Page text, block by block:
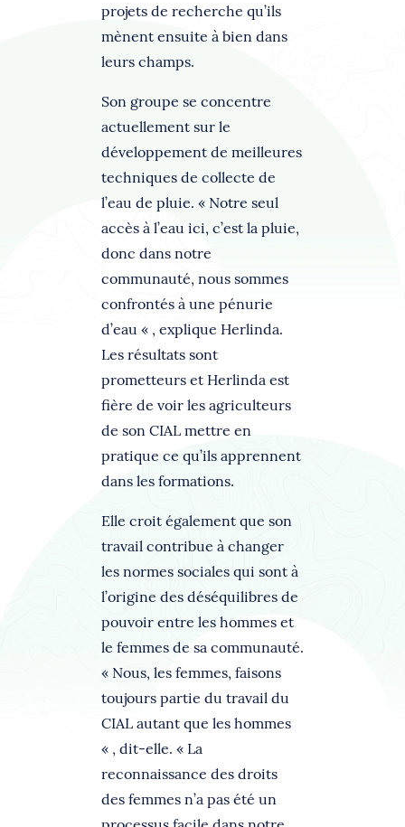
projets de recherche qu’ils
mènent ensuite à bien dans
leurs champs.
Son groupe se concentre
actuellement sur le
développement de meilleures
techniques de collecte de
l’eau de pluie. « Notre seul
accès à l’eau ici, c’est la pluie,
donc dans notre
communauté, nous sommes
confrontés à une pénurie
d’eau « , explique Herlinda.
Les résultats sont
prometteurs et Herlinda est
fière de voir les agriculteurs
de son CIAL mettre en
pratique ce qu’ils apprennent
dans les formations.
Elle croit également que son
travail contribue à changer
les normes sociales qui sont à
l’origine des déséquilibres de
pouvoir entre les hommes et
le femmes de sa communauté.
« Nous, les femmes, faisons
toujours partie du travail du
CIAL autant que les hommes
« , dit-elle. « La
reconnaissance des droits
des femmes n’a pas été un